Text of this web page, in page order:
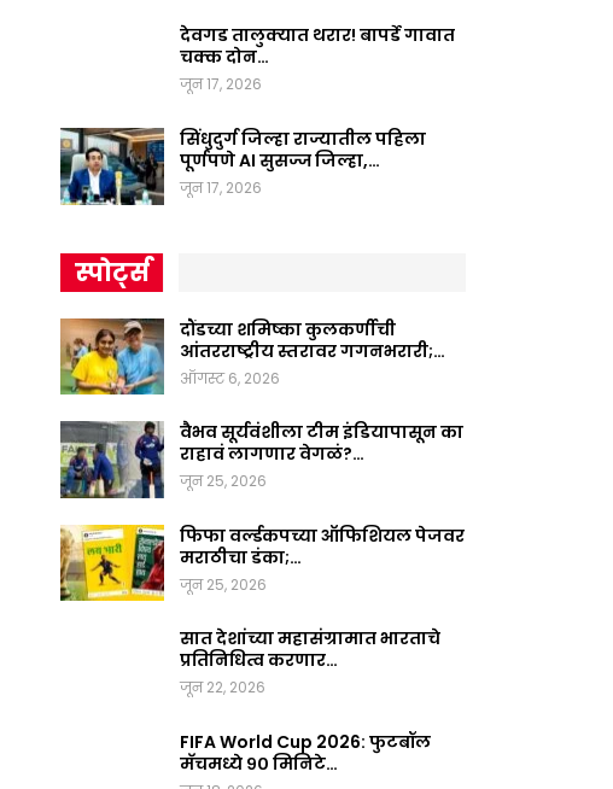
देवगड तालुक्यात थरार! बापर्डे गावात
चक्क दोन…
जून 17, 2026
सिंधुदुर्ग जिल्हा राज्यातील पहिला
पूर्णपणे AI सुसज्ज जिल्हा,…
जून 17, 2026
स्पोर्ट्स
दौंडच्या शमिष्का कुलकर्णीची
आंतरराष्ट्रीय स्तरावर गगनभरारी;…
ऑगस्ट 6, 2026
वैभव सूर्यवंशीला टीम इंडियापासून का
राहावं लागणार वेगळं?…
जून 25, 2026
फिफा वर्ल्डकपच्या ऑफिशियल पेजवर
मराठीचा डंका;…
जून 25, 2026
सात देशांच्या महासंग्रामात भारताचे
प्रतिनिधित्व करणार…
जून 22, 2026
FIFA World Cup 2026: फुटबॉल
मॅचमध्ये ९० मिनिटे…